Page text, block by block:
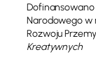
Dofinansowano
Narodowego w
Rozwoju
Kreatywnych